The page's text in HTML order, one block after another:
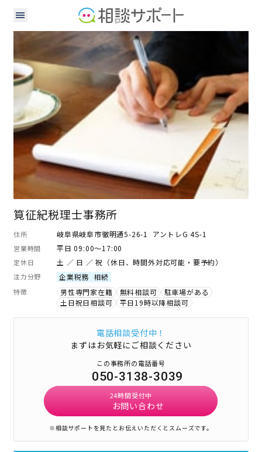
筧征紀税理士事務所
住所 岐阜県岐阜市徹明通5-26-1 アントレG 4S-1
営業時間 平日 09:00～17:00
定休日 土 ／ 日 ／ 祝（休日、時間外対応可能・要予約）
注力分野 企業税務 相続
特徴 男性専門家在籍 無料相談可
駐車場がある
土日祝日相談可
平日19時以降相談可
電話相談受付中！
まずはお気軽にご相談ください
この事務所の電話番号
050-3138-3039
24時間受付中
お問い合わせ
※相談サポートを見たとお伝えいただくとスムーズです。